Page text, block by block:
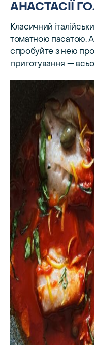
АНАСТАСІЇ
Класичний
томатною пасатою.
спробуйте з нею
приготування —